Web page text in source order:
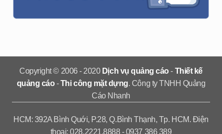
Copyright © 2006 - 2020 Dịch vụ quảng cáo - Thiết kế
quảng cáo -Thi công mặt dựng. Công ty TNHH Quảng
Cáo Nhanh
HCM: 392A Bình Quới, P.28, Q.Bình Thạnh, Tp. HCM. Điện
thoại: 028.2221.8888 - 0937 386 389